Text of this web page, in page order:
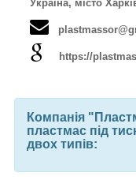
Україна, місто
https://
Компанія
пластмас під
двох типів: